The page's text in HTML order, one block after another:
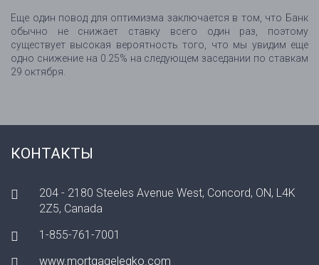
Еще один повод для оптимизма заключается в том, что Банк
обычно не снижает ставку всего один раз, поэтому
существует высокая вероятность того, что мы увидим еще
одно снижение на 0.25% на следующем заседании по ставкам
29 октября.
КОНТАКТЫ
204 - 2180 Steeles Avenue West, Concord, ON, L4K
2Z5, Canada
1-855-761-7001
www.mortgagelegko.com